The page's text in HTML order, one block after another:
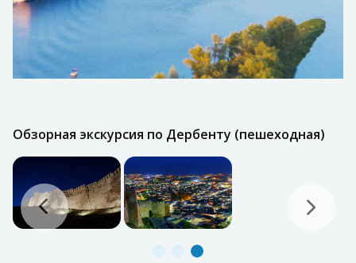
Обзорная экскурсия по Дербенту (пешеходная)